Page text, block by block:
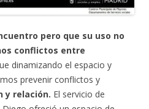
pero que su uso no
conflictos entre
dinamizando el espacio y
prevenir conflictos y
y relación. El servicio de